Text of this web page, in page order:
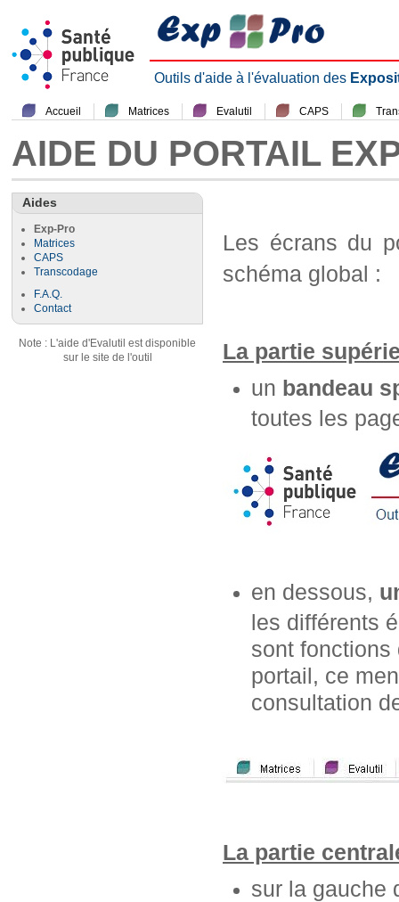
Outils d'aide à l'évaluation des
Accueil Matrices Evalutil CAPS
AIDE DU PORTAIL
Aides
Exp-Pro
Matrices
CAPS
Transcodage
F.A.Q.
Contact
Note : L'aide d'Evalutil est disponible
sur le site de l'outil
Les écrans du
schéma global :
La partie
un bandeau
toutes les
en dessous,
les différents
sont fonctions
portail, ce
consultation
La partie
sur la gauche